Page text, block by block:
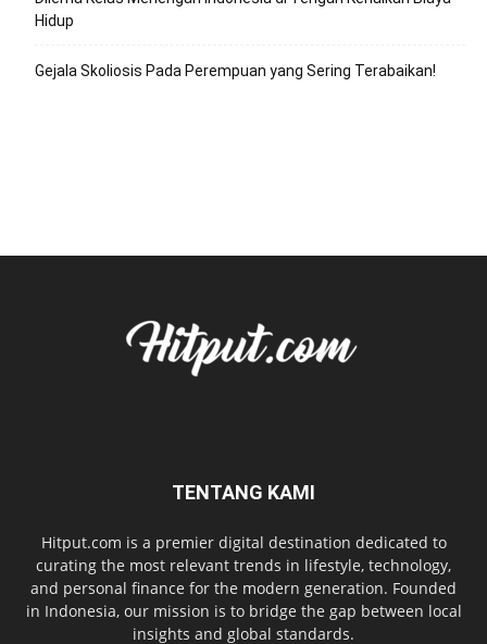
Hidup
Gejala Skoliosis Pada Perempuan yang Sering Terabaikan!
TENTANG KAMI
Hitput.com is a premier digital destination dedicated to
curating the most relevant trends in lifestyle, technology,
and personal finance for the modern generation. Founded
in Indonesia, our mission is to bridge the gap between local
insights and global standards.